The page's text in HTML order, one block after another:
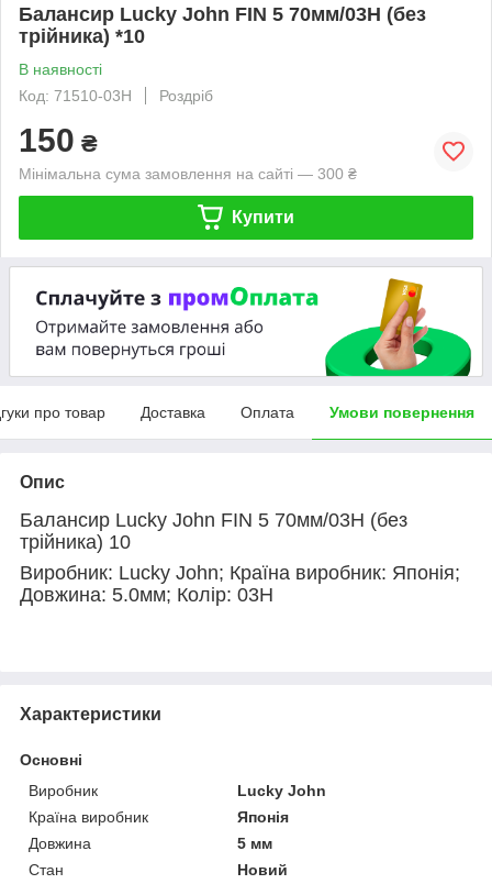
Балансир Lucky John FIN 5 70мм/03H (без
трійника) *10
В наявності
Код: 71510-03H
Роздріб
150 ₴
Мінімальна сума замовлення на сайті — 300 ₴
Купити
про товар Доставка Оплата Умови повернення
Опис
Балансир Lucky John FIN 5 70мм/03H (без
трійника) 10
Виробник: Lucky John; Країна виробник: Японія;
Довжина: 5.0мм; Колір: 03H
Характеристики
Основні
Виробник
Lucky John
Країна виробник
Японія
Довжина
5 мм
Стан
Новий